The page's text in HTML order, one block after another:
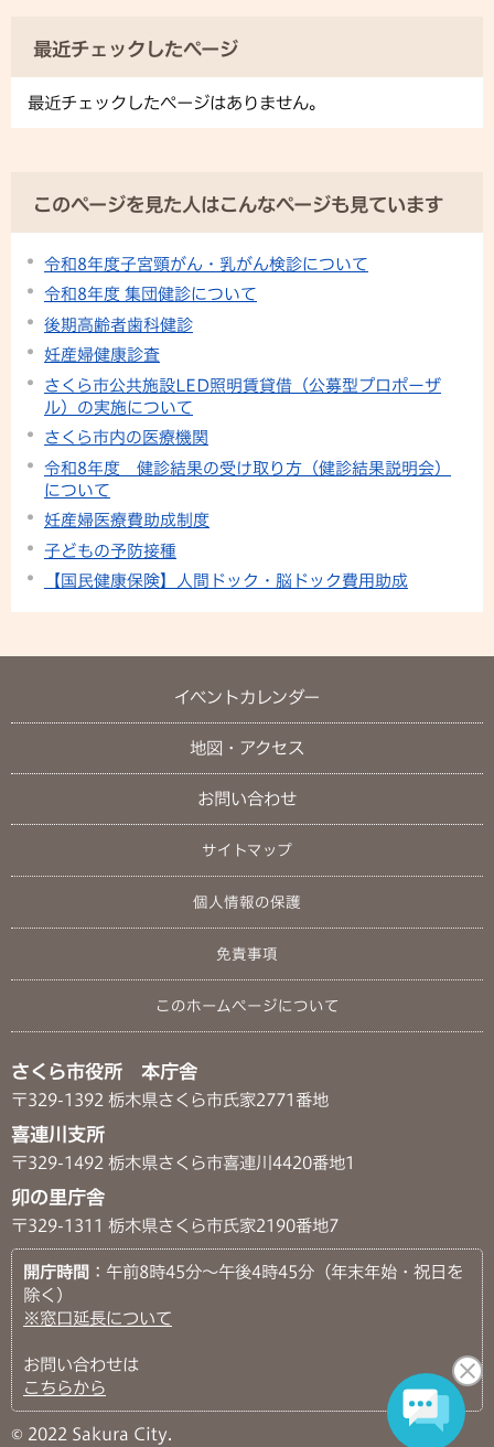
最近チェックしたページ
最近チェックしたページはありません。
このページを見た人はこんなページも見ています
令和8年度子宮頸がん・乳がん検診について
令和8年度 集団健診について
後期高齢者歯科健診
妊産婦健康診査
さくら市公共施設LED照明賃貸借（公募型プロポーザ
ル）の実施について
さくら市内の医療機関
令和8年度 健診結果の受け取り方（健診結果説明会）
について
妊産婦医療費助成制度
子どもの予防接種
【国民健康保険】人間ドック・脳ドック費用助成
イベントカレンダー
地図・アクセス
お問い合わせ
サイトマップ
個人情報の保護
免責事項
このホームページについて
さくら市役所 本庁舎
〒329-1392 栃木県さくら市氏家2771番地
喜連川支所
〒329-1492 栃木県さくら市喜連川4420番地1
卯の里庁舎
〒329-1311 栃木県さくら市氏家2190番地7
開庁時間 ：午前8時45分～午後4時45分（年末年始・祝日を
除く）
※窓口延長について
お問い合わせは
こちらから
© 2022 Sakura City.